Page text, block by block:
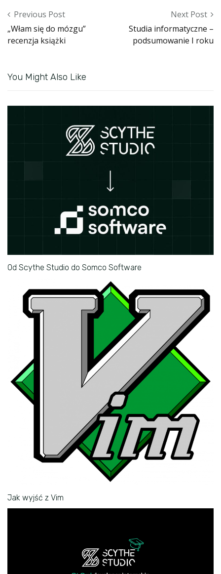
Post navigation
Previous Post
„Włam się do mózgu”
recenzja książki
Next Post
Studia informatyczne –
podsumowanie I roku
You Might Also Like
Od Scythe Studio do Somco Software
Jak wyjść z Vim